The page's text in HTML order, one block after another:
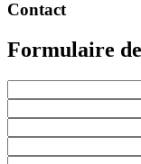
Contact
Formulaire